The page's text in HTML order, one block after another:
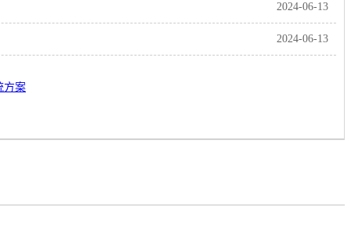
2024-06-13
2024-06-13
方案